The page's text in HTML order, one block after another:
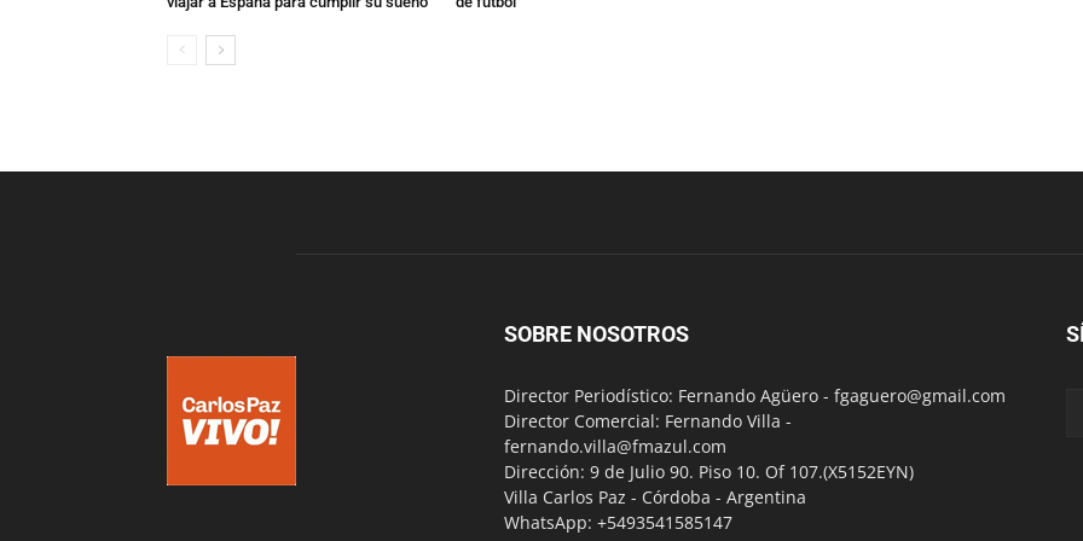
SOBRE NOSOTROS
Director Periodístico: Fernando Agüero - fgaguero@gmail.com
Director Comercial: Fernando Villa -
fernando.villa@fmazul.com
Dirección: 9 de Julio 90. Piso 10. Of 107.(X5152EYN)
Villa Carlos Paz - Córdoba - Argentina
WhatsApp: +5493541585147